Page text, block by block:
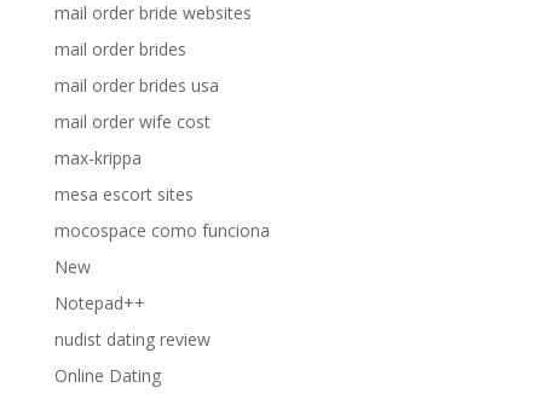
mail order bride websites
mail order brides
mail order brides usa
mail order wife cost
max-krippa
mesa escort sites
mocospace como funciona
New
Notepad++
nudist dating review
Online Dating